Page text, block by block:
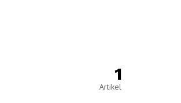
1
Artikel